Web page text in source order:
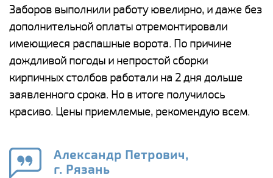
Заборов выполнили работу ювелирно, и даже без
дополнительной оплаты отремонтировали
имеющиеся распашные ворота. По причине
дождливой погоды и непростой сборки
кирпичных столбов работали на 2 дня дольше
заявленного срока. Но в итоге получилось
красиво. Цены приемлемые, рекомендую всем.
Александр Петрович,
г. Рязань